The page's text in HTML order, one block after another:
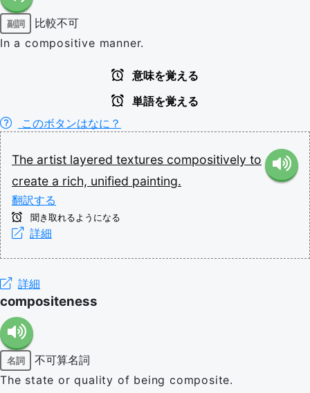
副詞
比較不可
In a compositive manner.
意味を覚える
単語を覚える
このボタンはなに？
The artist layered textures compositively to
create a rich, unified painting.
翻訳する
聞き取れるようになる
詳細
詳細
compositeness
名詞
不可算名詞
The state or quality of being composite.